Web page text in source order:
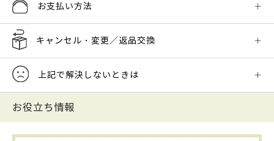
お支払い方法
キャンセル・変更／返品交換
上記で解決しないときは
お役立ち情報